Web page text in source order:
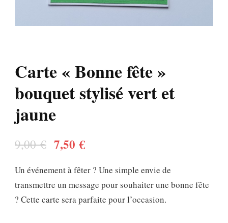
Carte « Bonne fête »
bouquet stylisé vert et
jaune
9,00€ Le
initial
était :
9,00 €.
7,50€
actuel
est :
7,50 €.
Un événement à fêter ? Une simple envie de
transmettre un message pour souhaiter une bonne fête
? Cette carte sera parfaite pour l’occasion.